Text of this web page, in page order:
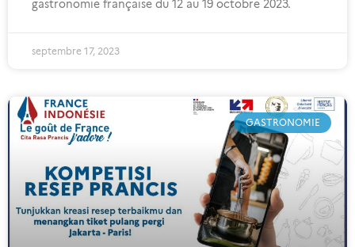
gastronomie française du 12 au 19 octobre 2023.
septembre 17, 2023
GASTRONOMIE